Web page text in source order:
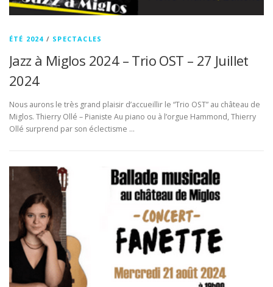
ÉTÉ 2024 / SPECTACLES
Jazz à Miglos 2024 – Trio OST – 27 Juillet
2024
Nous aurons le très grand plaisir d’accueillir le “Trio OST” au château de
Miglos. Thierry Ollé – Pianiste Au piano ou à l’orgue Hammond, Thierry
Ollé surprend par son éclectisme …